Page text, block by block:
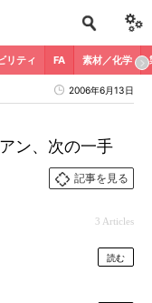
リティ FA 素材／化学
2006年6月13日
ン、次の一手
記事を見る
3 Articles
読む